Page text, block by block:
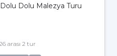
Dolu Malezya Turu
arası 2 tur